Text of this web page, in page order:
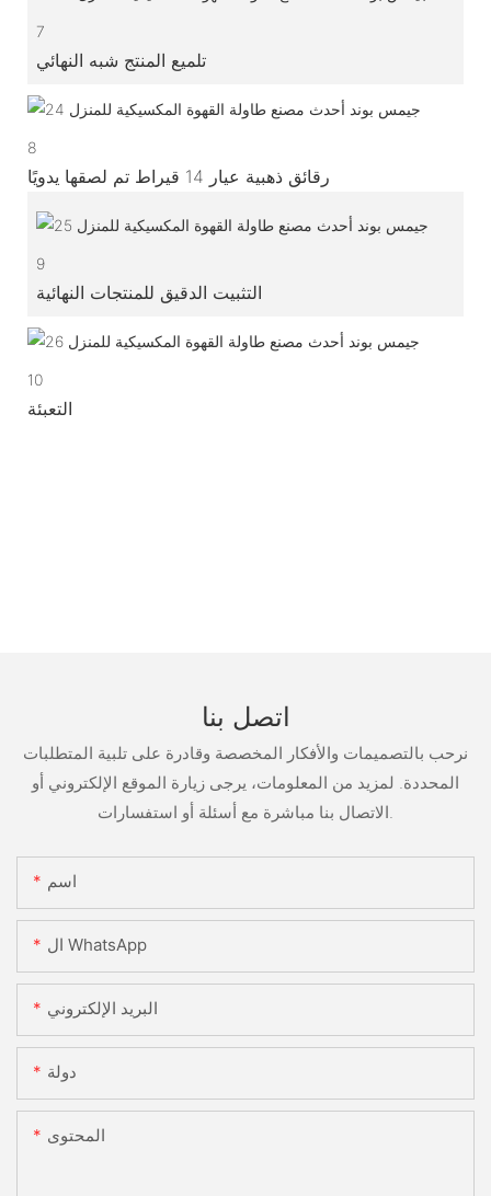
7
تلميع المنتج شبه النهائي
8
رقائق ذهبية عيار 14 قيراط تم لصقها يدويًا
9
التثبيت الدقيق للمنتجات النهائية
10
التعبئة
اتصل بنا
نرحب بالتصميمات والأفكار المخصصة وقادرة على تلبية المتطلبات
المحددة. لمزيد من المعلومات، يرجى زيارة الموقع الإلكتروني أو
اسم
ال WhatsApp
البريد الإلكتروني
دولة
المحتوى